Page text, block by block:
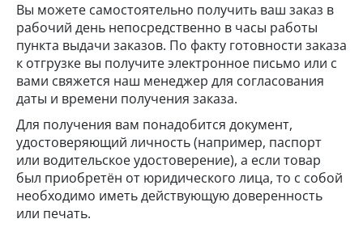
Вы можете самостоятельно получить ваш заказ в
рабочий день непосредственно в часы работы
пункта выдачи заказов. По факту готовности заказа
к отгрузке вы получите электронное письмо или с
вами свяжется наш менеджер для согласования
даты и времени получения заказа.
Для получения вам понадобится документ,
удостоверяющий личность (например, паспорт
или водительское удостоверение), а если товар
был приобретён от юридического лица, то с собой
необходимо иметь действующую доверенность
или печать.Popup Title
×